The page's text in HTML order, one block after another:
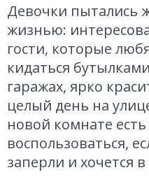
Девочки пытались
жизнью:
гости, которые
кидаться
гаражах, ярко
целый день на
новой комнате
воспользоваться,
заперли и хочется в